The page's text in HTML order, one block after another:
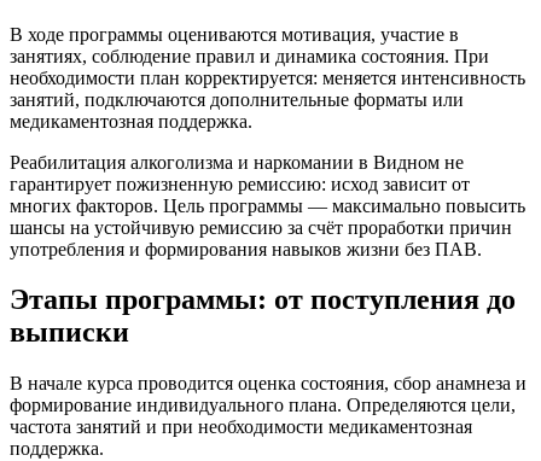
В ходе программы оцениваются мотивация, участие в
занятиях, соблюдение правил и динамика состояния. При
необходимости план корректируется: меняется интенсивность
занятий, подключаются дополнительные форматы или
медикаментозная поддержка.
Реабилитация алкоголизма и наркомании в Видном не
гарантирует пожизненную ремиссию: исход зависит от
многих факторов. Цель программы — максимально повысить
шансы на устойчивую ремиссию за счёт проработки причин
употребления и формирования навыков жизни без ПАВ.
Этапы программы: от поступления до
выписки
В начале курса проводится оценка состояния, сбор анамнеза и
формирование индивидуального плана. Определяются цели,
частота занятий и при необходимости медикаментозная
поддержка.